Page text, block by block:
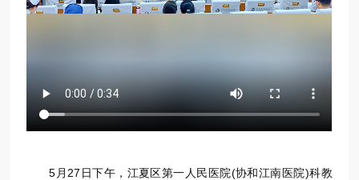
5月27日下午，江夏区第一人民医院(协和江南医院)科教